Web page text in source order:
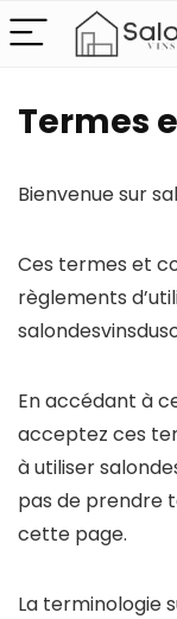
Termes
Bienvenue sur
Ces termes et
règlements
En accédant à
acceptez ces
à utiliser
pas de prendre
cette page.
La terminologie